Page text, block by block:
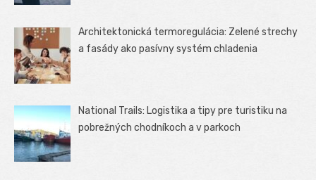
Architektonická termoregulácia: Zelené strechy
a fasády ako pasívny systém chladenia
National Trails: Logistika a tipy pre turistiku na
pobrežných chodníkoch a v parkoch